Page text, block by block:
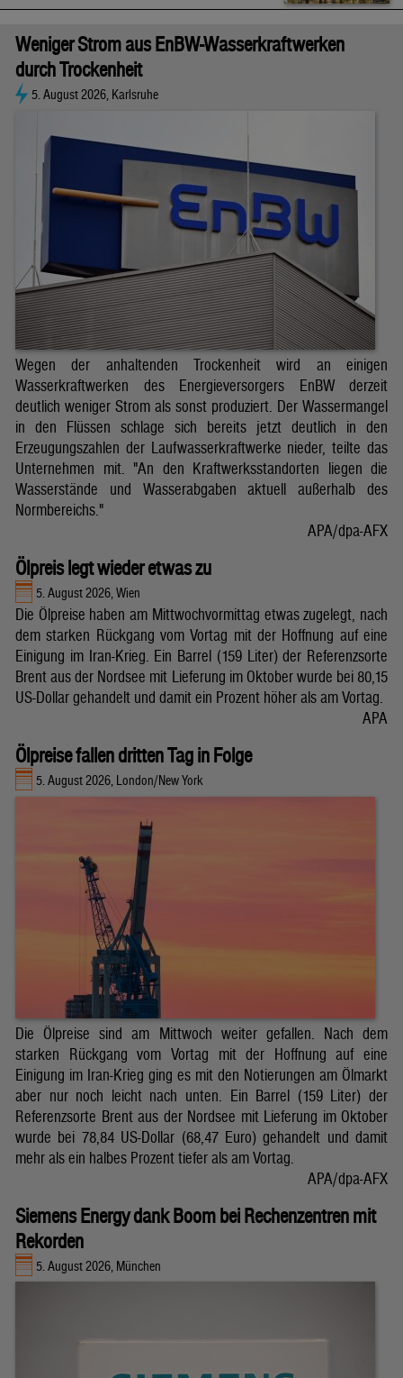
Weniger Strom aus EnBW-Wasserkraftwerken
durch Trockenheit
5. August 2026, Karlsruhe
Wegen der anhaltenden Trockenheit wird an einigen
Wasserkraftwerken des Energieversorgers EnBW derzeit
deutlich weniger Strom als sonst produziert. Der Wassermangel
in den Flüssen schlage sich bereits jetzt deutlich in den
Erzeugungszahlen der Laufwasserkraftwerke nieder, teilte das
Unternehmen mit. "An den Kraftwerksstandorten liegen die
Wasserstände und Wasserabgaben aktuell außerhalb des
Normbereichs."
APA/dpa-AFX
Ölpreis legt wieder etwas zu
5. August 2026, Wien
Die Ölpreise haben am Mittwochvormittag etwas zugelegt, nach
dem starken Rückgang vom Vortag mit der Hoffnung auf eine
Einigung im Iran-Krieg. Ein Barrel (159 Liter) der Referenzsorte
Brent aus der Nordsee mit Lieferung im Oktober wurde bei 80,15
US-Dollar gehandelt und damit ein Prozent höher als am Vortag.
APA
Ölpreise fallen dritten Tag in Folge
5. August 2026, London/New York
Die Ölpreise sind am Mittwoch weiter gefallen. Nach dem
starken Rückgang vom Vortag mit der Hoffnung auf eine
Einigung im Iran-Krieg ging es mit den Notierungen am Ölmarkt
aber nur noch leicht nach unten. Ein Barrel (159 Liter) der
Referenzsorte Brent aus der Nordsee mit Lieferung im Oktober
wurde bei 78,84 US-Dollar (68,47 Euro) gehandelt und damit
mehr als ein halbes Prozent tiefer als am Vortag.
APA/dpa-AFX
Siemens Energy dank Boom bei Rechenzentren mit
Rekorden
5. August 2026, München